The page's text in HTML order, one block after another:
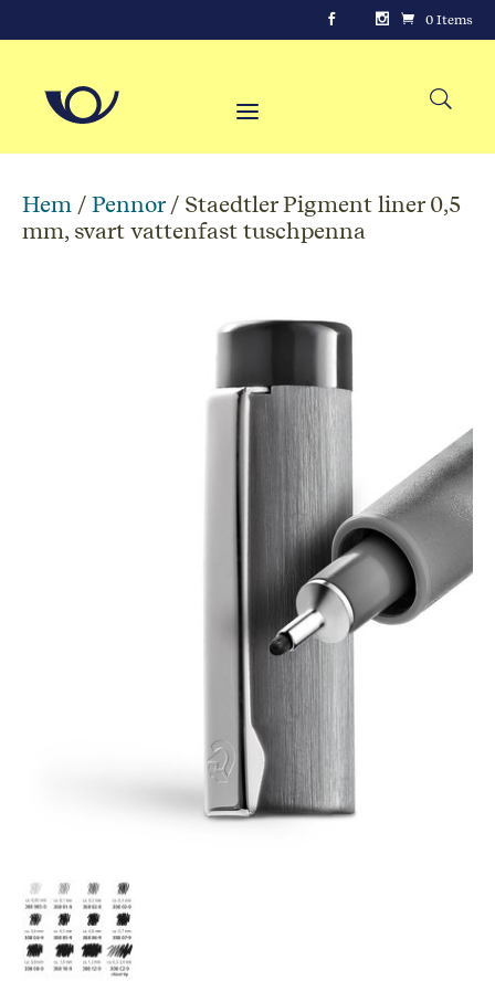
0 Items
Hem / Pennor/ Staedtler Pigment liner 0,5
mm, svart vattenfast tuschpenna